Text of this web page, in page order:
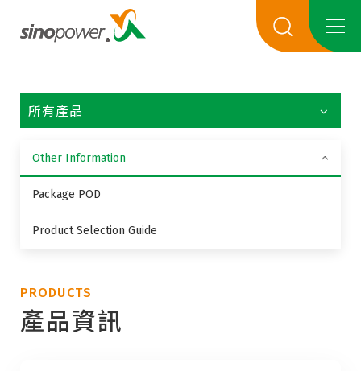
所有產品
Other Information
Package POD
Product Selection Guide
PRODUCTS
產品資訊